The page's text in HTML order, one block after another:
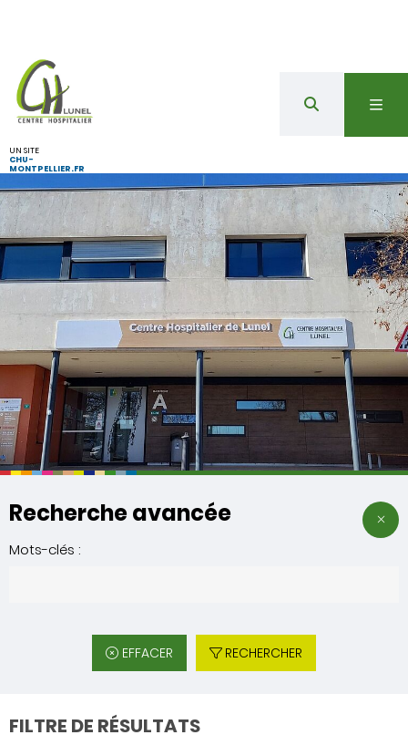
UN SITE
CHU-
MONTPELLIER.FR
Recherche avancée
Mots-clés :
EFFACER RECHERCHER
FILTRE DE RÉSULTATS